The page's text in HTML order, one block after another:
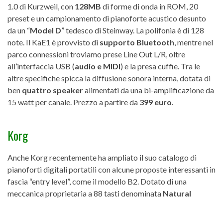
1.0 di Kurzweil, con 128MB di forme di onda in ROM, 20
preset e un campionamento di pianoforte acustico desunto
da un “Model D” tedesco di Steinway. La polifonia è di 128
note. Il KaE1 è provvisto di supporto Bluetooth, mentre nel
parco connessioni troviamo prese Line Out L/R, oltre
all’interfaccia USB (audio e MIDI) e la presa cuffie. Tra le
altre specifiche spicca la diffusione sonora interna, dotata di
ben quattro speakeralimentati da una bi-amplificazione da
15 watt per canale. Prezzo a partire da 399 euro.
Korg
Anche Korg recentemente ha ampliato il suo catalogo di
pianoforti digitali portatili con alcune proposte interessanti in
fascia “entry level”, come il modello B2. Dotato di una
meccanica proprietaria a 88 tasti denominata Natural